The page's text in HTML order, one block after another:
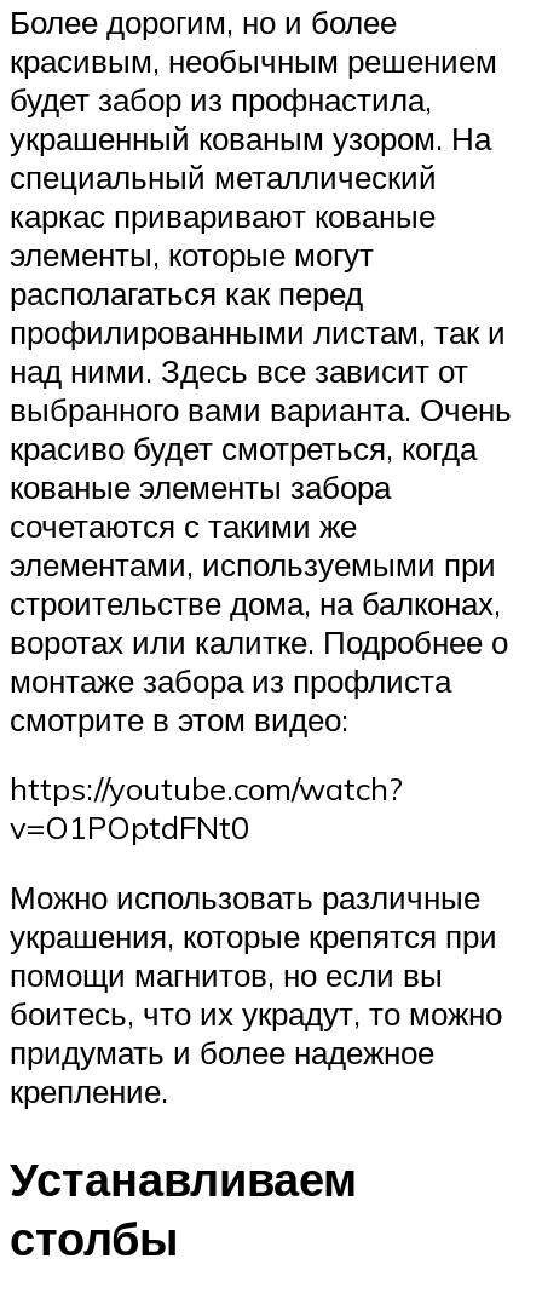
Более дорогим, но и более
красивым, необычным решением
будет забор из профнастила,
украшенный кованым узором. На
специальный металлический
каркас приваривают кованые
элементы, которые могут
располагаться как перед
профилированными листам, так и
над ними. Здесь все зависит от
выбранного вами варианта. Очень
красиво будет смотреться, когда
кованые элементы забора
сочетаются с такими же
элементами, используемыми при
строительстве дома, на балконах,
воротах или калитке. Подробнее о
монтаже забора из профлиста
смотрите в этом видео:
https://youtube.com/watch?
v=O1POptdFNt0
Можно использовать различные
украшения, которые крепятся при
помощи магнитов, но если вы
боитесь, что их украдут, то можно
придумать и более надежное
крепление.
Устанавливаем
столбы